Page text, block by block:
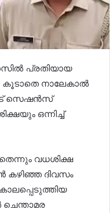
പ്രതിയായ
കൂടാതെ നാലേകാൽ
സെഷൻസ്
ഒന്നിച്ച്
വധശിക്ഷ
കഴിഞ്ഞ ദിവസം
ചെന്താമര